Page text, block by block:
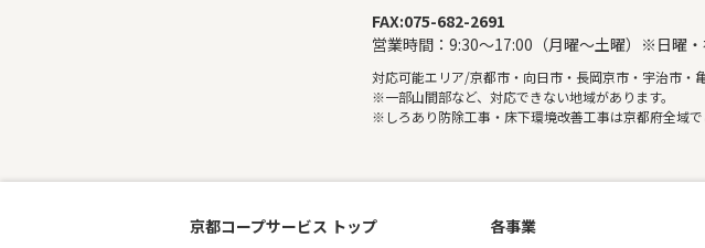
FAX:075-682-2691
営業時間：9:30〜17:00（月曜〜土曜）※日曜
対応可能エリア/京都市・向日市・長岡京市・宇治市・
※一部山間部など、対応できない地域があります。
※しろあり防除工事・床下環境改善工事は京都府全域で
京都コープサービス トップ
各事業